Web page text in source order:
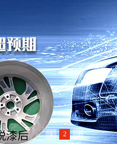
1 2 3